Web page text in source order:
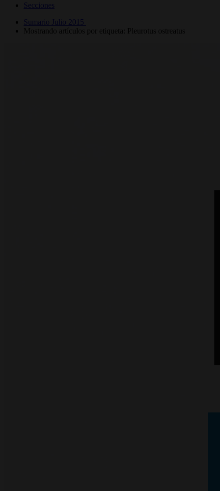
Secciones
Sumario Julio 2015
Mostrando artículos por etiqueta: Pleurotus ostreatus